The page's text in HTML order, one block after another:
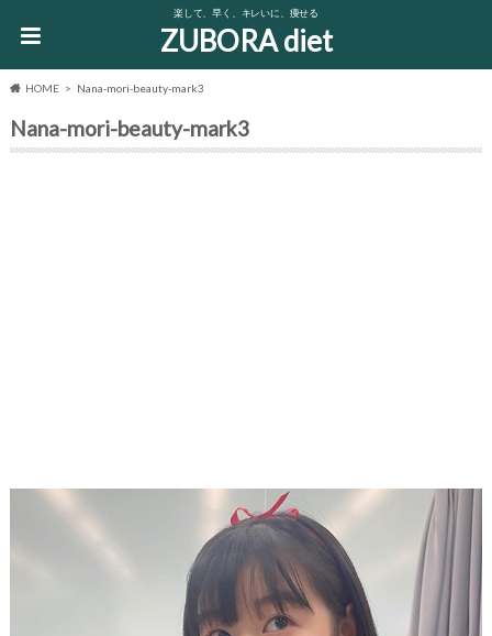
楽して、早く、キレいに、痩せる
ZUBORA diet
HOME Nana-mori-beauty-mark3
Nana-mori-beauty-mark3